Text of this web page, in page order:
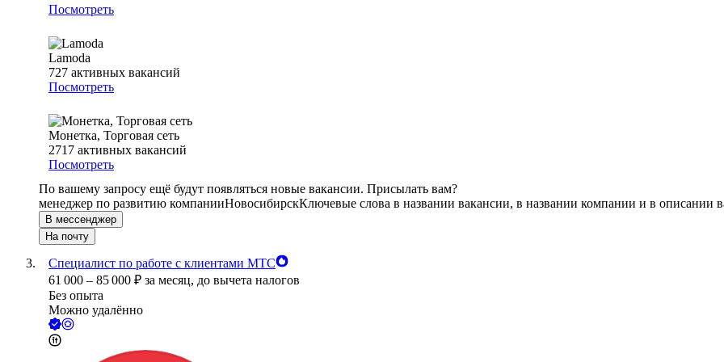
Посмотреть
Lamoda
727 активных вакансий
Посмотреть
Монетка, Торговая сеть
2717 активных вакансий
Посмотреть
По вашему запросу ещё будут появляться новые вакансии. Присылать вам?
менеджер по развитию компанииНовосибирскКлючевые слова в названии вакансии, в названии компании и в описании
В мессенджер
На почту
Специалист по работе с клиентами МТС
61 000 – 85 000 ₽ за месяц, до вычета налогов
Без опыта
Можно удалённо